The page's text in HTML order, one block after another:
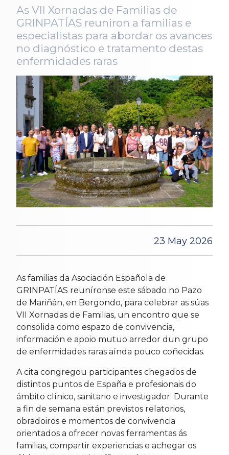
As VII Xornadas de Familias de
GRINPATÍAS reuniron a familias e
especialistas para abordar os avances
no diagnóstico e tratamento destas
enfermidades raras
23 May 2026
As familias da Asociación Española de
GRINPATÍAS reuníronse este sábado no Pazo
de Mariñán, en Bergondo, para celebrar as súas
VII Xornadas de Familias, un encontro que se
consolida como espazo de convivencia,
información e apoio mutuo arredor dun grupo
de enfermidades raras aínda pouco coñecidas.
A cita congregou participantes chegados de
distintos puntos de España e profesionais do
ámbito clínico, sanitario e investigador. Durante
a fin de semana están previstos relatorios,
obradoiros e momentos de convivencia
orientados a ofrecer novas ferramentas ás
familias, compartir experiencias e achegar os